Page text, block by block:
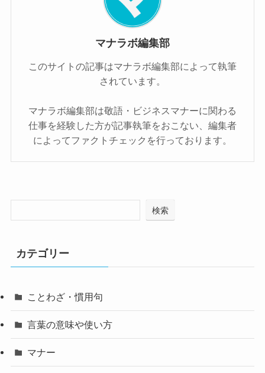
マナラボ編集部
このサイトの記事はマナラボ編集部によって執筆
されています。
マナラボ編集部は敬語・ビジネスマナーに関わる
仕事を経験した方が記事執筆をおこない、編集者
によってファクトチェックを行っております。
検索
カテゴリー
ことわざ・慣用句
言葉の意味や使い方
マナー